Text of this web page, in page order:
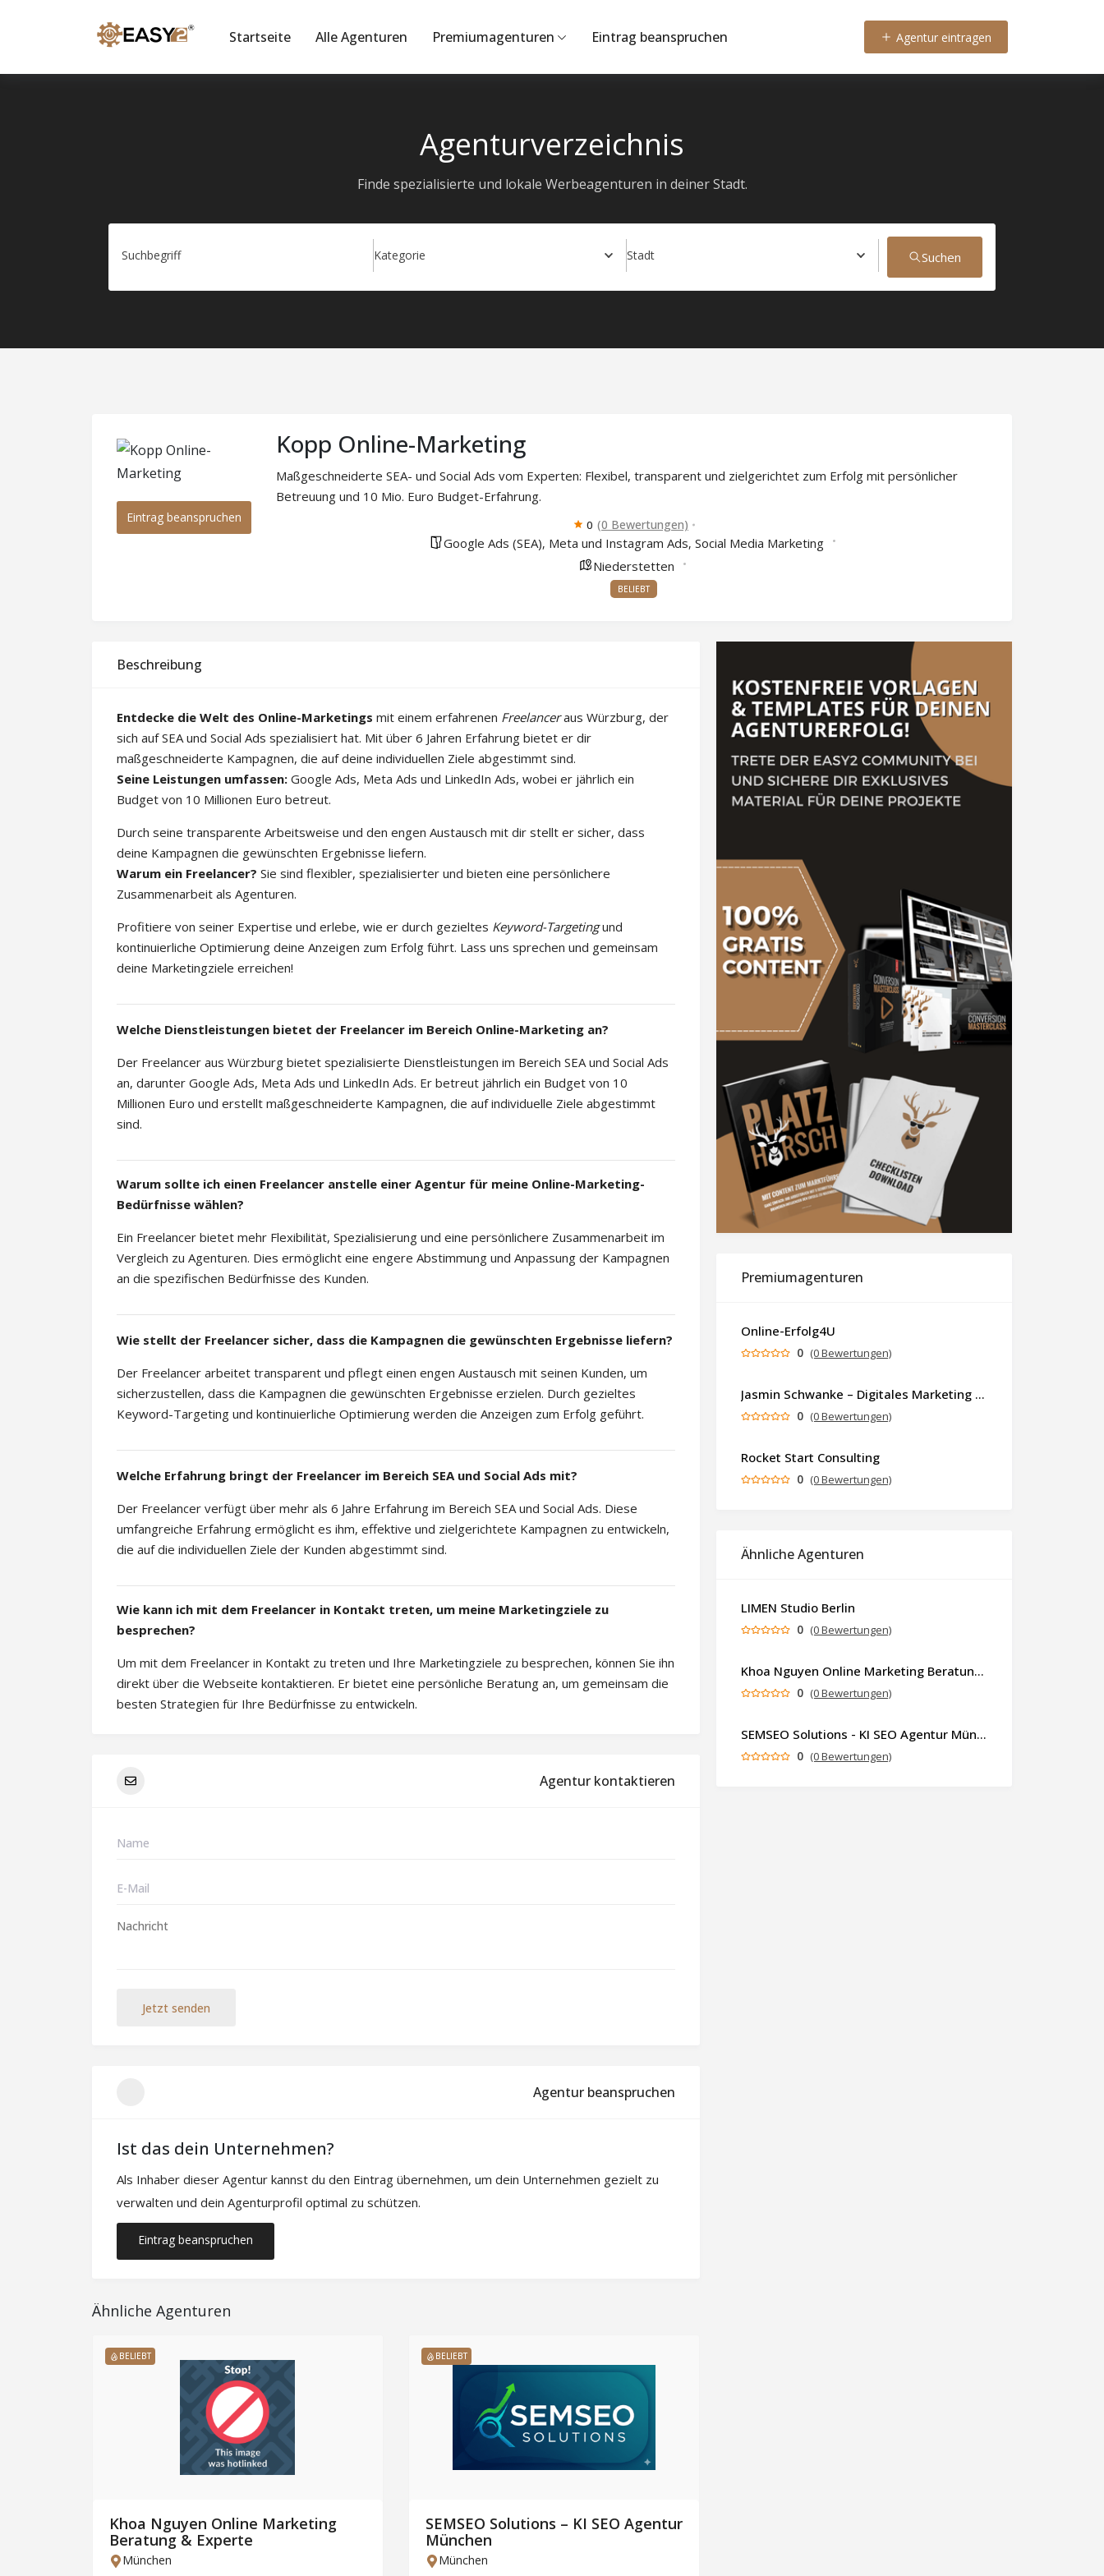
Startseite Alle Agenturen Premiumagenturen Eintrag beanspruchen Agentur eintragen
Agenturverzeichnis
Finde spezialisierte und lokale Werbeagenturen in deiner Stadt.
Suchbegriff Kategorie Stadt Suchen
Eintrag beanspruchen
Kopp Online-Marketing
Maßgeschneiderte SEA- und Social Ads vom Experten: Flexibel, transparent und zielgerichtet zum Erfolg mit persönlicher
Betreuung und 10 Mio. Euro Budget-Erfahrung.
0 (0 Bewertungen)
Google Ads (SEA), Meta und Instagram Ads, Social Media Marketing
Niederstetten
BELIEBT
Beschreibung
Entdecke die Welt des Online-Marketings mit einem erfahrenen Freelanceraus Würzburg, der
sich auf SEA und Social Ads spezialisiert hat. Mit über 6 Jahren Erfahrung bietet er dir
maßgeschneiderte Kampagnen, die auf deine individuellen Ziele abgestimmt sind.
Seine Leistungen umfassen: Google Ads, Meta Ads und LinkedIn Ads, wobei er jährlich ein
Budget von 10 Millionen Euro betreut.
Durch seine transparente Arbeitsweise und den engen Austausch mit dir stellt er sicher, dass
deine Kampagnen die gewünschten Ergebnisse liefern.
Warum ein Freelancer? Sie sind flexibler, spezialisierter und bieten eine persönlichere
Zusammenarbeit als Agenturen.
Profitiere von seiner Expertise und erlebe, wie er durch gezieltes Keyword-Targetingund
kontinuierliche Optimierung deine Anzeigen zum Erfolg führt. Lass uns sprechen und gemeinsam
deine Marketingziele erreichen!
Welche Dienstleistungen bietet der Freelancer im Bereich Online-Marketing an?
Der Freelancer aus Würzburg bietet spezialisierte Dienstleistungen im Bereich SEA und Social Ads
an, darunter Google Ads, Meta Ads und LinkedIn Ads. Er betreut jährlich ein Budget von 10
Millionen Euro und erstellt maßgeschneiderte Kampagnen, die auf individuelle Ziele abgestimmt
sind.
Warum sollte ich einen Freelancer anstelle einer Agentur für meine Online-Marketing-
Bedürfnisse wählen?
Ein Freelancer bietet mehr Flexibilität, Spezialisierung und eine persönlichere Zusammenarbeit im
Vergleich zu Agenturen. Dies ermöglicht eine engere Abstimmung und Anpassung der Kampagnen
an die spezifischen Bedürfnisse des Kunden.
Wie stellt der Freelancer sicher, dass die Kampagnen die gewünschten Ergebnisse liefern?
Der Freelancer arbeitet transparent und pflegt einen engen Austausch mit seinen Kunden, um
sicherzustellen, dass die Kampagnen die gewünschten Ergebnisse erzielen. Durch gezieltes
Keyword-Targeting und kontinuierliche Optimierung werden die Anzeigen zum Erfolg geführt.
Welche Erfahrung bringt der Freelancer im Bereich SEA und Social Ads mit?
Der Freelancer verfügt über mehr als 6 Jahre Erfahrung im Bereich SEA und Social Ads. Diese
umfangreiche Erfahrung ermöglicht es ihm, effektive und zielgerichtete Kampagnen zu entwickeln,
die auf die individuellen Ziele der Kunden abgestimmt sind.
Wie kann ich mit dem Freelancer in Kontakt treten, um meine Marketingziele zu
besprechen?
Um mit dem Freelancer in Kontakt zu treten und Ihre Marketingziele zu besprechen, können Sie ihn
direkt über die Webseite kontaktieren. Er bietet eine persönliche Beratung an, um gemeinsam die
besten Strategien für Ihre Bedürfnisse zu entwickeln.
Agentur kontaktieren
Jetzt senden
Agentur beanspruchen
Ist das dein Unternehmen?
Als Inhaber dieser Agentur kannst du den Eintrag übernehmen, um dein Unternehmen gezielt zu
verwalten und dein Agenturprofil optimal zu schützen.
Eintrag beanspruchen
Ähnliche Agenturen
BELIEBT
Khoa Nguyen Online Marketing
Beratung & Experte
München
BELIEBT
SEMSEO Solutions – KI SEO Agentur
München
München
Premiumagenturen
Online-Erfolg4U
0 (0 Bewertungen)
Jasmin Schwanke – Digitales Marketing & KI-gestützte Contenterstellung
0 (0 Bewertungen)
Rocket Start Consulting
0 (0 Bewertungen)
Ähnliche Agenturen
LIMEN Studio Berlin
0 (0 Bewertungen)
Khoa Nguyen Online Marketing Beratung & Experte
0 (0 Bewertungen)
SEMSEO Solutions - KI SEO Agentur München
0 (0 Bewertungen)